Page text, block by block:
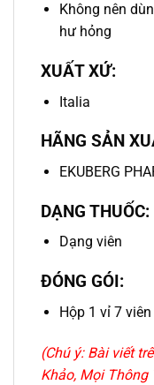
Không nên
hư hỏng
XUẤT XỨ:
Italia
HÃNG SẢN
EKUBERG
DẠNG THUỐC:
Dạng viên
ĐÓNG GÓI:
Hộp 1 vỉ 7 viên
(Chú ý: Bài viết
Khảo, Mọi Thông